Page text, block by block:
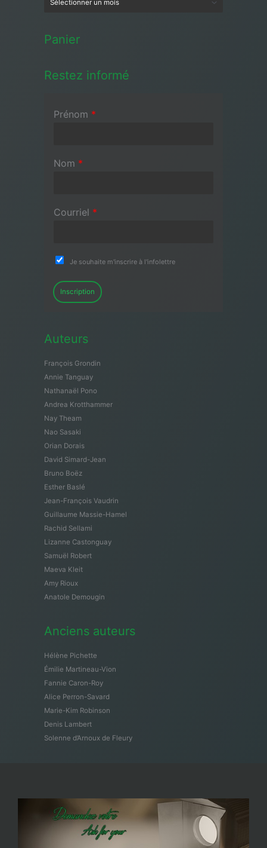
Panier
Restez informé
Prénom *
Nom *
Courriel *
Je souhaite m'inscrire à l'infolettre
Inscription
Auteurs
François Grondin
Annie Tanguay
Nathanaël Pono
Andrea Krotthammer
Nay Theam
Nao Sasaki
Orian Dorais
David Simard-Jean
Bruno Boëz
Esther Baslé
Jean-François Vaudrin
Guillaume Massie-Hamel
Rachid Sellami
Lizanne Castonguay
Samuël Robert
Maeva Kleit
Amy Rioux
Anatole Demougin
Anciens auteurs
Hélène Pichette
Émilie Martineau-Vion
Fannie Caron-Roy
Alice Perron-Savard
Marie-Kim Robinson
Denis Lambert
Solenne d’Arnoux de Fleury